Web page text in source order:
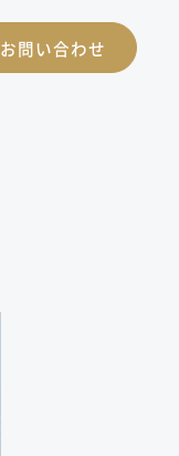
お問い合わせ